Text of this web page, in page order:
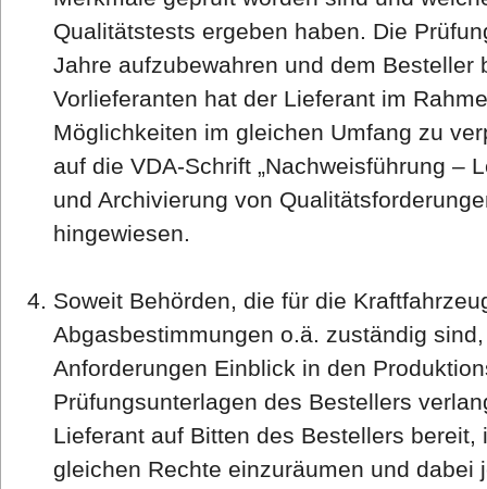
Qualitätstests ergeben haben. Die
Jahre aufzubewahren und dem Besteller
Vorlieferanten hat der Lieferant im
Möglichkeiten im gleichen Umfang zu
auf die VDA-Schrift „Nachweisführung –
und Archivierung von
hingewiesen.
Soweit Behörden, die für die
Abgasbestimmungen o.ä. zuständig
Anforderungen Einblick in den
Prüfungsunterlagen des Bestellers
Lieferant auf Bitten des Bestellers
gleichen Rechte einzuräumen und dabei